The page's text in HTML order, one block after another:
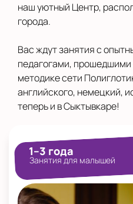
наш уютный Центр,
города.
Вас ждут занятия с
педагогами, прошедшими
методике сети
английского, немецкий,
теперь и в Сыктывкаре!
1–3 года
Занятия для малышей